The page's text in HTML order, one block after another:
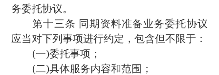
务委托协议。
第十三条 同期资料准备业务委托协议
应当对下列事项进行约定，包含但不限于：
(一)委托事项；
(二)具体服务内容和范围；